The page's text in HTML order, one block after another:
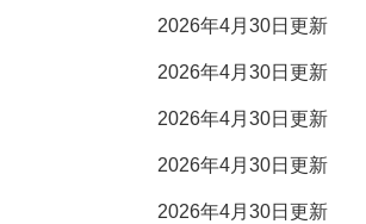
2026年4月30日更新
2026年4月30日更新
2026年4月30日更新
2026年4月30日更新
2026年4月30日更新